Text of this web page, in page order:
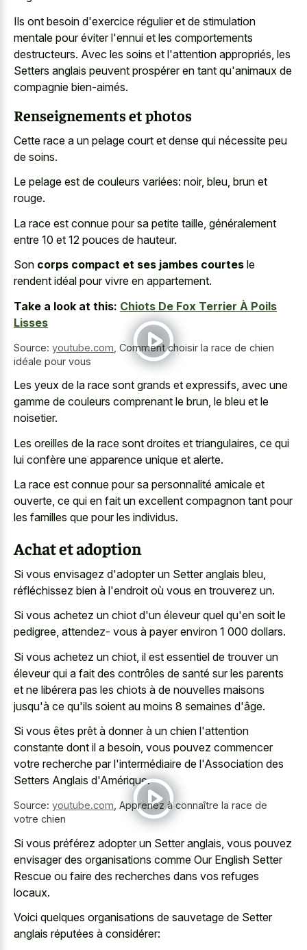
Ils ont besoin d'exercice régulier et de stimulation
mentale pour éviter l'ennui et les comportements
destructeurs. Avec les soins et l'attention appropriés, les
Setters anglais peuvent prospérer en tant qu'animaux de
compagnie bien-aimés.
Renseignements et photos
Cette race a un pelage court et dense qui nécessite peu
de soins.
Le pelage est de couleurs variées: noir, bleu, brun et
rouge.
La race est connue pour sa petite taille, généralement
entre 10 et 12 pouces de hauteur.
Son corps compact et ses jambes courtes le
rendent idéal pour vivre en appartement.
Take a look at this: Chiots De Fox Terrier À Poils
Lisses
Source: youtube.com Comment choisir la race de chien
idéale pour vous
Les yeux de la race sont grands et expressifs, avec une
gamme de couleurs comprenant le brun, le bleu et le
noisetier.
Les oreilles de la race sont droites et triangulaires, ce qui
lui confère une apparence unique et alerte.
La race est connue pour sa personnalité amicale et
ouverte, ce qui en fait un excellent compagnon tant pour
les familles que pour les individus.
Achat et adoption
Si vous envisagez d'adopter un Setter anglais bleu,
réfléchissez bien à l'endroit où vous en trouverez un.
Si vous achetez un chiot d'un éleveur quel qu'en soit le
pedigree, attendez- vous à payer environ 1 000 dollars.
Si vous achetez un chiot, il est essentiel de trouver un
éleveur qui a fait des contrôles de santé sur les parents
et ne libérera pas les chiots à de nouvelles maisons
jusqu'à ce qu'ils soient au moins 8 semaines d'âge.
Si vous êtes prêt à donner à un chien l'attention
constante dont il a besoin, vous pouvez commencer
votre recherche par l'intermédiaire de l'Association des
Setters Anglais d'Amérique.
Source: youtube.com Apprenez à connaître la race de
votre chien
Si vous préférez adopter un Setter anglais, vous pouvez
envisager des organisations comme Our English Setter
Rescue ou faire des recherches dans vos refuges
locaux.
Voici quelques organisations de sauvetage de Setter
anglais réputées à considérer: